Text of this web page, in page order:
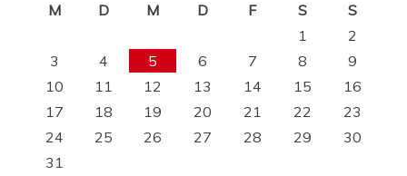
M
D M D F S
S
1
2
3
4 5 6 7 8
9
10
11 12 13 14 15
16
17
18 19 20 21 22
23
24
25 26 27 28 29
30
31